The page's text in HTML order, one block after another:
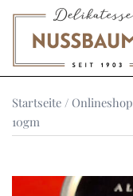
Inhalt
springen
Startseite / Onlineshop
10gm